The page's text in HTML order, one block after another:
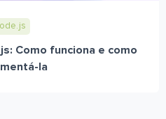
Como funciona e como
la